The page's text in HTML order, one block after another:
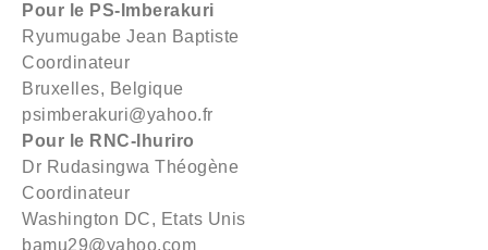
Pour le PS-Imberakuri
Ryumugabe Jean Baptiste
Coordinateur
Bruxelles, Belgique
psimberakuri@yahoo.fr
Pour le RNC-Ihuriro
Dr Rudasingwa Théogène
Coordinateur
Washington DC, Etats Unis
bamu29@yahoo.com